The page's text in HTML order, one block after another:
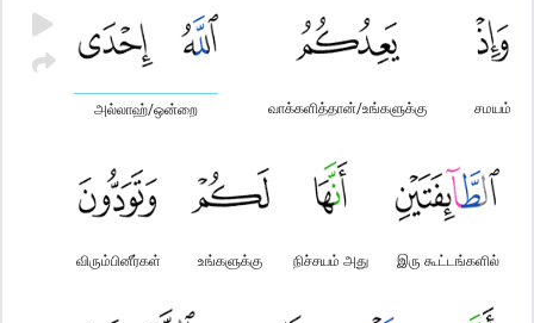
சமயம்
வாக்களித்தான்/உங்களுக்கு
அல்லாஹ்/ஒன்றை
இரு கூட்டங்களில்
நிச்சயம் அது
உங்களுக்கு
விரும்பினீர்கள்